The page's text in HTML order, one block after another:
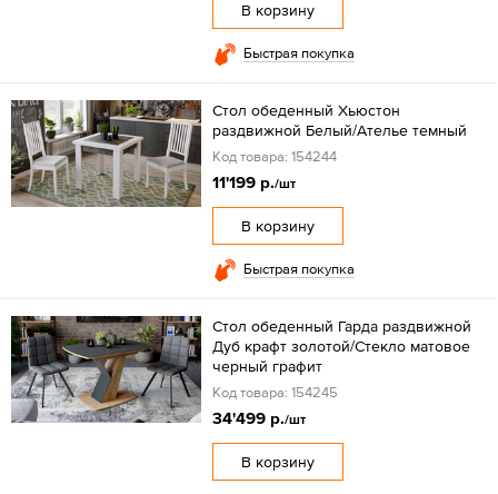
В корзину
Быстрая покупка
Стол обеденный Хьюстон
раздвижной Белый/Ателье темный
Код товара: 154244
11'199 р./шт
В корзину
Быстрая покупка
Стол обеденный Гарда раздвижной
Дуб крафт золотой/Стекло матовое
черный графит
Код товара: 154245
34'499 р./шт
В корзину